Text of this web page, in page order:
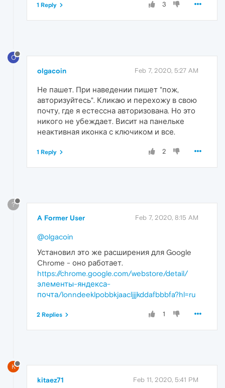
3
1 Reply
O
olgacoin Feb 7, 2020, 5:27 AM
Не пашет. При наведении пишет "пож,
авторизуйтесь". Кликаю и перехожу в свою
почту, где я естессна авторизована. Но это
никого не убеждает. Висит на панельке
неактивная иконка с ключиком и все.
2
1 Reply
?
A Former User Feb 7, 2020, 8:15 AM
@olgacoin
Установил это же расширения для Google
Chrome - оно работает.
https://chrome.google.com/webstore/detail/
элементы-яндекса-
почта/lonndeeklpobbkjaacljjjkddafbbbfa?hl=ru
1
2 Replies
K
kitaez71 Feb 11, 2020, 5:41 PM